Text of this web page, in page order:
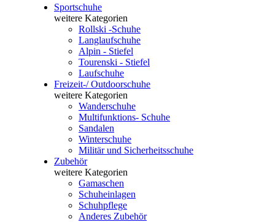
Sportschuhe
weitere Kategorien
Rollski -Schuhe
Langlaufschuhe
Alpin - Stiefel
Tourenski - Stiefel
Laufschuhe
Freizeit-/ Outdoorschuhe
weitere Kategorien
Wanderschuhe
Multifunktions- Schuhe
Sandalen
Winterschuhe
Militär und Sicherheitsschuhe
Zubehör
weitere Kategorien
Gamaschen
Schuheinlagen
Schuhpflege
Anderes Zubehör